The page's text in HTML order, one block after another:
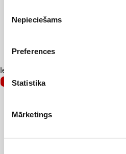
izvēle
Nepieciešams
Preferences
Statistika
Mārketings
Iesakām ar
–40%